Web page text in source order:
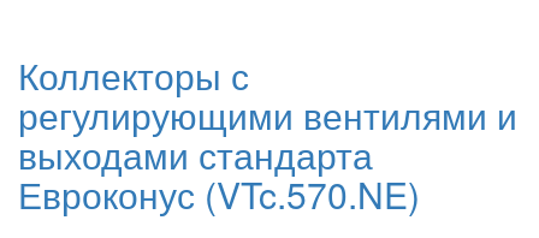
Коллекторы с
регулирующими вентилями и
выходами стандарта
Евроконус (VTc.570.NE)